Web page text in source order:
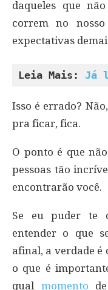
daqueles que
correm no
expectativas
Leia Mais: Já
Isso é errado?
pra ficar, fica.
O ponto é que
pessoas tão
encontrarão você.
Se eu puder te
entender o que
afinal, a verdade é
o que é
qual momento